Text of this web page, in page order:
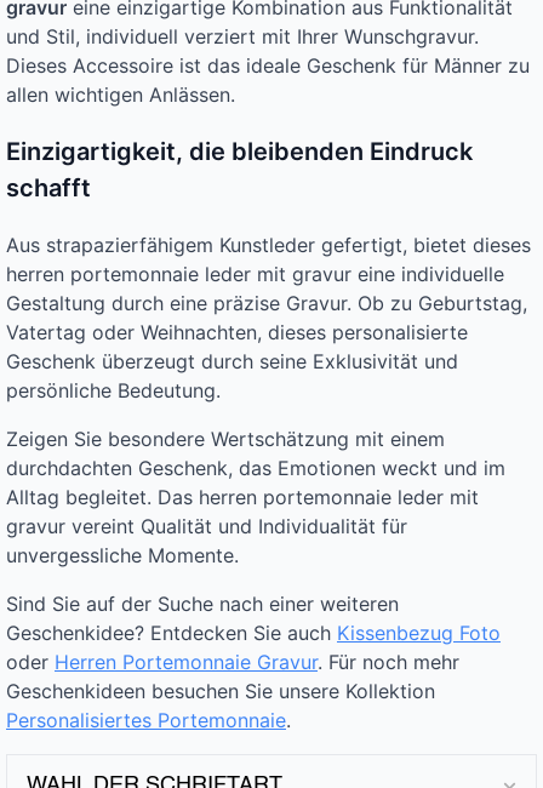
gravur eine einzigartige Kombination aus Funktionalität
und Stil, individuell verziert mit Ihrer Wunschgravur.
Dieses Accessoire ist das ideale Geschenk für Männer zu
allen wichtigen Anlässen.
Einzigartigkeit, die bleibenden Eindruck
schafft
Aus strapazierfähigem Kunstleder gefertigt, bietet dieses
herren portemonnaie leder mit gravur eine individuelle
Gestaltung durch eine präzise Gravur. Ob zu Geburtstag,
Vatertag oder Weihnachten, dieses personalisierte
Geschenk überzeugt durch seine Exklusivität und
persönliche Bedeutung.
Zeigen Sie besondere Wertschätzung mit einem
durchdachten Geschenk, das Emotionen weckt und im
Alltag begleitet. Das herren portemonnaie leder mit
gravur vereint Qualität und Individualität für
unvergessliche Momente.
Sind Sie auf der Suche nach einer weiteren
Geschenkidee? Entdecken Sie auch Kissenbezug Foto
oder Herren Portemonnaie Gravur. Für noch mehr
Geschenkideen besuchen Sie unsere Kollektion
Personalisiertes Portemonnaie.